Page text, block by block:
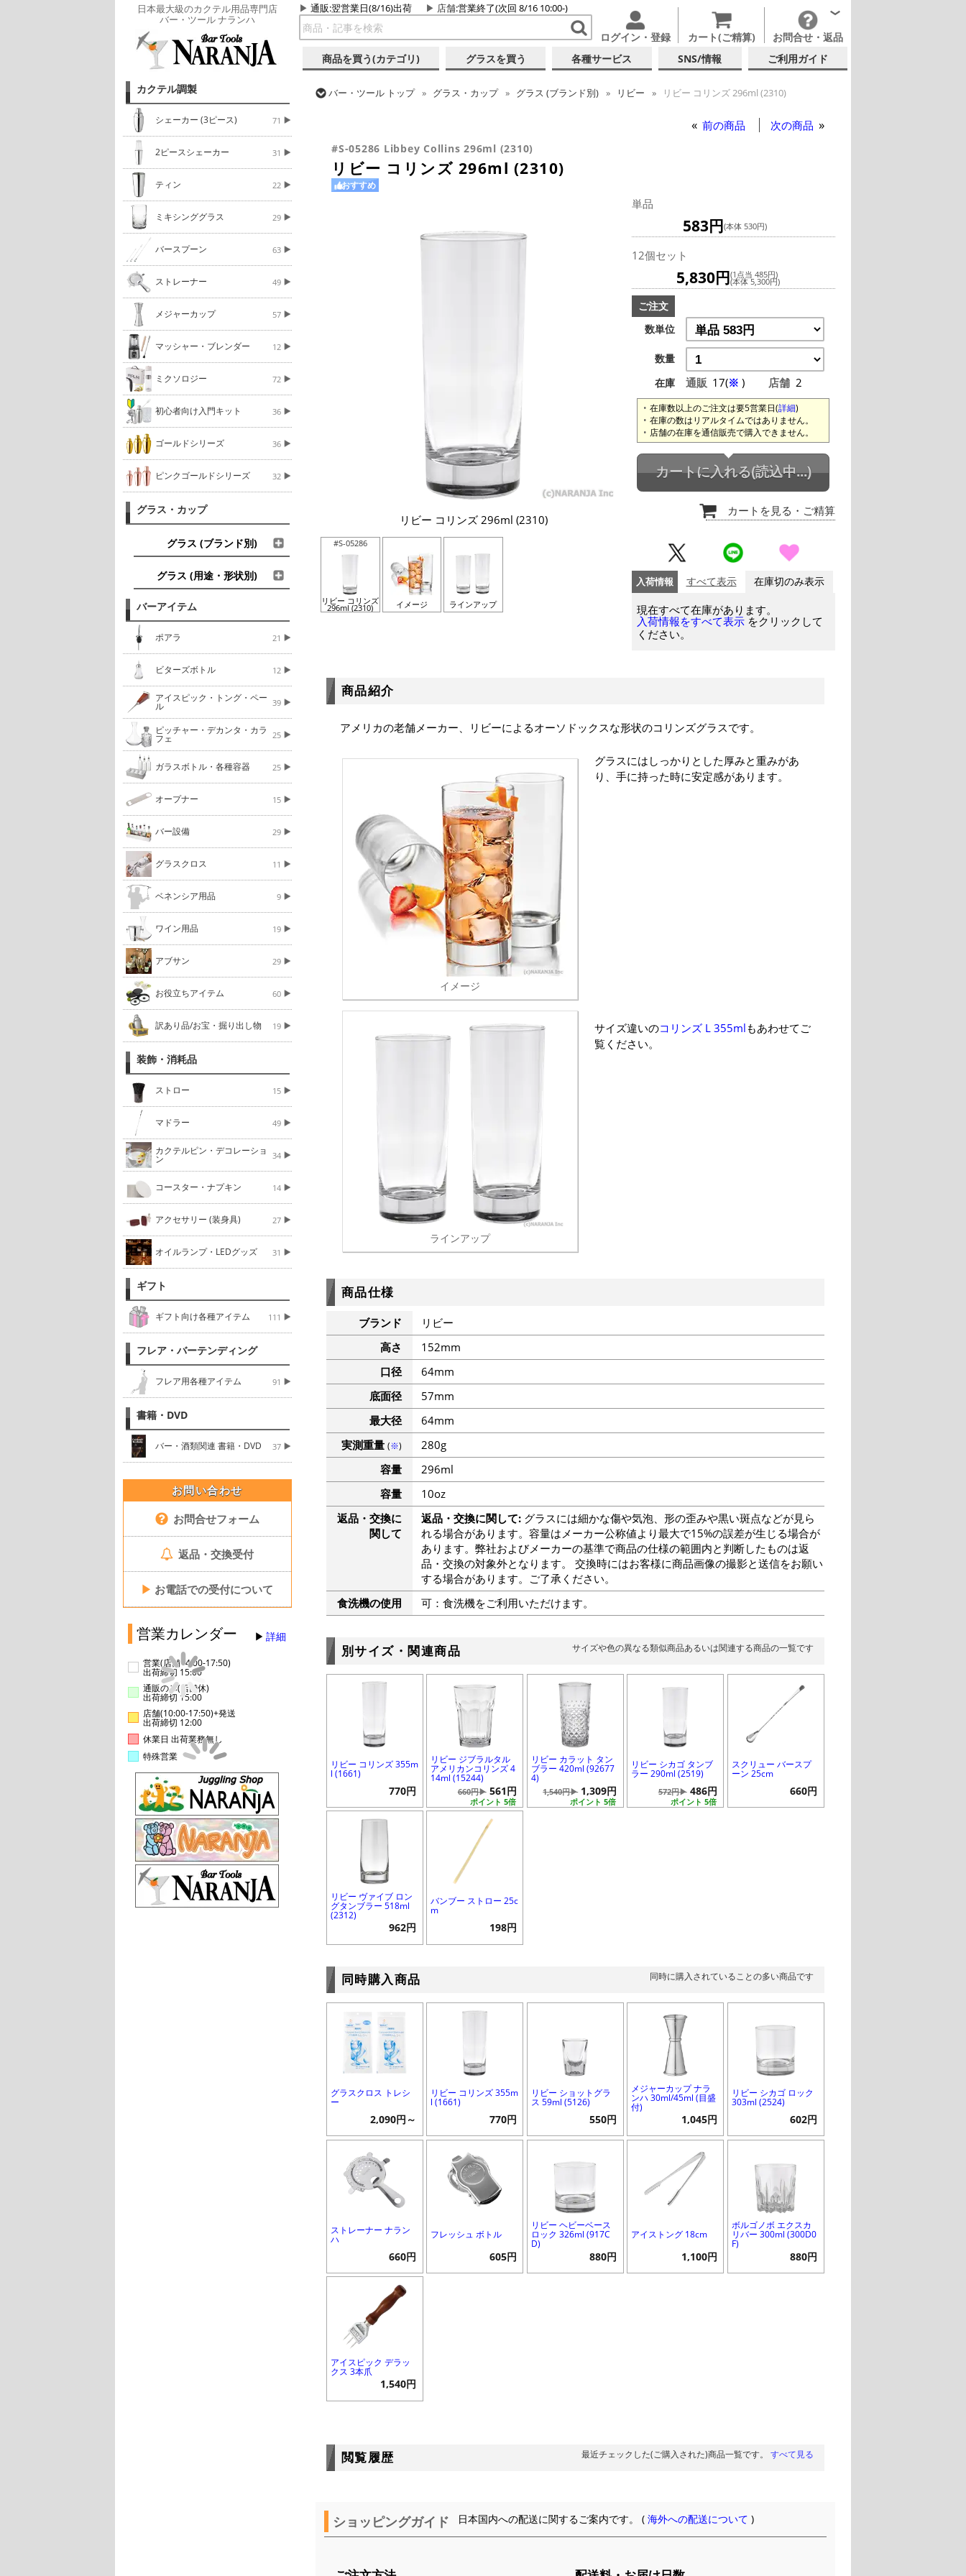
日本最大級のカクテル用品専門店
バー・ツール ナランハ
通販:翌営業日(8/16)出荷 店舗:営業終了(次回 8/16 10:00-)
ログイン・登録 カート(ご精算) お問合せ・返品
商品を買う(カテゴリ) グラスを買う 各種サービス SNS/情報 ご利用ガイド
カクテル調製
シェーカー (3ピース) 71
2ピースシェーカー 31
ティン 22
ミキシンググラス 29
バースプーン 63
ストレーナー 49
メジャーカップ 57
マッシャー・ブレンダー 12
ミクソロジー 72
初心者向け入門キット 36
ゴールドシリーズ 36
ピンクゴールドシリーズ 32
グラス・カップ
グラス (ブランド別)
グラス (用途・形状別)
バーアイテム
ポアラ 21
ビターズボトル 12
アイスピック・トング・ペー
ル 39
ピッチャー・デカンタ・カラ
フェ 25
ガラスボトル・各種容器 25
オープナー 15
バー設備 29
グラスクロス 11
ベネンシア用品 9
ワイン用品 19
アブサン 29
お役立ちアイテム 60
訳あり品/お宝・掘り出し物 19
装飾・消耗品
ストロー 15
マドラー 49
カクテルピン・デコレーショ
ン 34
コースター・ナプキン 14
アクセサリー (装身具) 27
オイルランプ・LEDグッズ 31
ギフト
ギフト向け各種アイテム 111
フレア・バーテンディング
フレア用各種アイテム 91
書籍・DVD
バー・酒類関連 書籍・DVD 37
お問い合わせ
お問合せフォーム
返品・交換受付
▶ お電話での受付について
営業カレンダー 詳細
営業(店舗14:00-17:50)
出荷締切 15:00
通販のみ(店舗休)
出荷締切 15:00
店舗(10:00-17:50)+発送
出荷締切 12:00
休業日 出荷業務無し
特殊営業
バー・ツール トップ グラス・カップ グラス (ブランド別) リビー
リビー コリンズ 296ml (2310)
前の商品 次の商品
#S-05286 Libbey Collins 296ml (2310)
リビー コリンズ 296ml (2310)
おすすめ
リビー コリンズ 296ml (2310)
#S-05286
リビー コリンズ
296ml (2310) イメージ ラインアップ
単品
583円(本体 530円)
12個セット
5,830円(1点当 485円)
(本体 5,300円)
ご注文
数単位
数量
在庫
通販 17(※ ) 店舗 2
在庫数以上のご注文は要5営業日(詳細)
在庫の数はリアルタイムではありません。
店舗の在庫を通信販売で購入できません。
カートに入れる(読込中...)
カートを見る ・ご精算
入荷情報 すべて表示 在庫切のみ表示
現在すべて在庫があります。
入荷情報をすべて表示 をクリックして
ください。
商品紹介
アメリカの老舗メーカー、リビーによるオーソドックスな形状のコリンズグラスです。
イメージ
グラスにはしっかりとした厚みと重みがあ
り、手に持った時に安定感があります。
ラインアップ
サイズ違いのコリンズ L 355mlもあわせてご
覧ください。
商品仕様
ブランド
リビー
高さ
152mm
口径
64mm
底面径
57mm
最大径
64mm
実測重量 (※)
280g
容量
296ml
容量
10oz
返品・交換に
関して
返品・交換に関して:グラスには細かな傷や気泡、形の歪みや黒い斑点などが見ら
れる場合があります。容量はメーカー公称値より最大で15%の誤差が生じる場合が
あります。弊社およびメーカーの基準で商品の仕様の範囲内と判断したものは返
品・交換の対象外となります。 交換時にはお客様に商品画像の撮影と送信をお願い
する場合があります。ご了承ください。
食洗機の使用
可：食洗機をご利用いただけます。
別サイズ・関連商品 サイズや色の異なる類似商品あるいは関連する商品の一覧です
リビー コリンズ 355m
l (1661)
770円
リビー ジブラルタル
アメリカンコリンズ 4
14ml (15244)
ポイント 5倍
660円▶ 561円
リビー カラット タン
ブラー 420ml (92677
4)
ポイント 5倍
1,540円▶ 1,309円
リビー シカゴ タンブ
ラー 290ml (2519)
ポイント 5倍
572円▶ 486円
スクリュー バースプ
ーン 25cm
660円
リビー ヴァイブ ロン
グタンブラー 518ml
(2312)
962円
バンブー ストロー 25c
m
198円
同時購入商品 同時に購入されていることの多い商品です
グラスクロス トレシ
ー
2,090円～
リビー コリンズ 355m
l (1661)
770円
リビー ショットグラ
ス 59ml (5126)
550円
メジャーカップ ナラ
ンハ 30ml/45ml (目盛
付)
1,045円
リビー シカゴ ロック
303ml (2524)
602円
ストレーナー ナラン
ハ
660円
フレッシュ ボトル
605円
リビー ヘビーベース
ロック 326ml (917C
D)
880円
アイストング 18cm
1,100円
ボルゴノボ エクスカ
リバー 300ml (300D0
F)
880円
アイスピック デラッ
クス 3本爪
1,540円
閲覧履歴 最近チェックした(ご購入された)商品一覧です。 すべて見る
ショッピングガイド 日本国内への配送に関するご案内です。 (海外への配送について )